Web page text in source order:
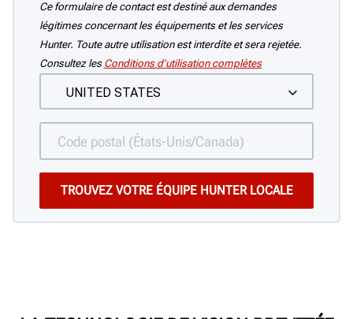
Ce formulaire de contact est destiné aux demandes
légitimes concernant les équipements et les services
Hunter. Toute autre utilisation est interdite et sera rejetée.
Consultez les Conditions d’utilisation complètes